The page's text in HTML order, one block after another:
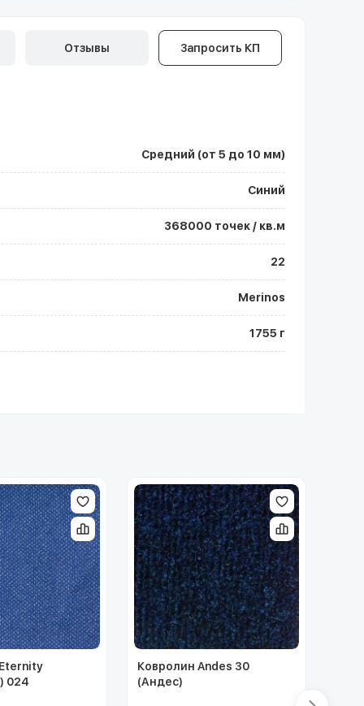
Отзывы Запросить КП
Средний (от 5 до 10 мм)
Синий
368000 точек / кв.м
22
Merinos
1755 г
024
Ковролин Andes 30
(Андес)